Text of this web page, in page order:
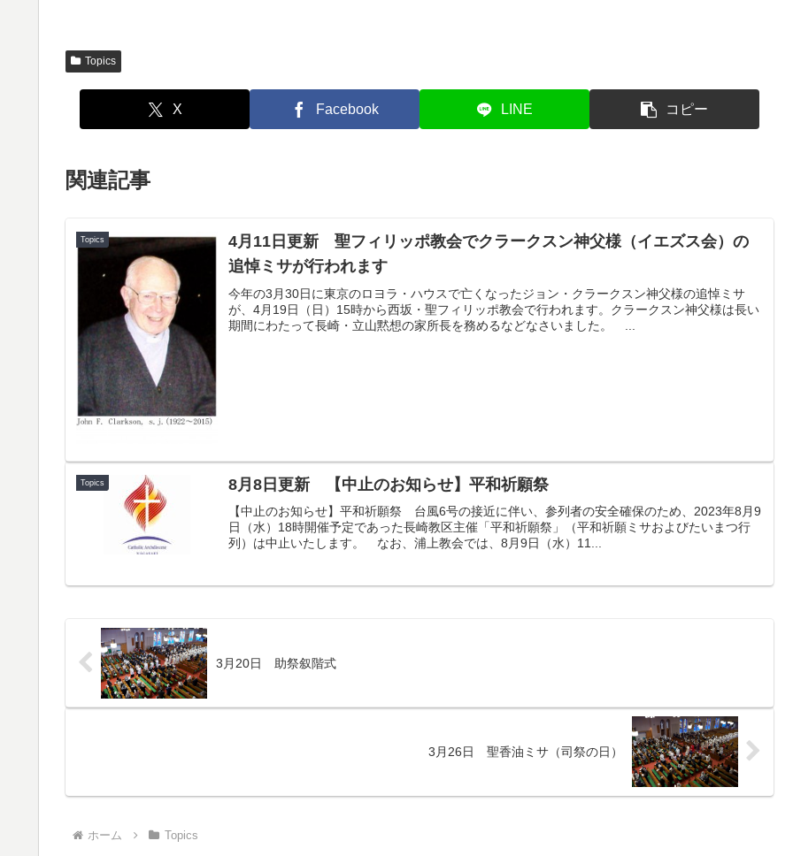
Topics
X Facebook LINE コピー
関連記事
Topics
4月11日更新 聖フィリッポ教会でクラークスン神父様（イエズス会）の
追悼ミサが行われます
今年の3月30日に東京のロヨラ・ハウスで亡くなったジョン・クラークスン神父様の追悼ミサ
が、4月19日（日）15時から西坂・聖フィリッポ教会で行われます。クラークスン神父様は長い
期間にわたって長崎・立山黙想の家所長を務めるなどなさいました。 ...
Topics 8月8日更新 【中止のお知らせ】平和祈願祭
【中止のお知らせ】平和祈願祭 台風6号の接近に伴い、参列者の安全確保のため、2023年8月9
日（水）18時開催予定であった長崎教区主催「平和祈願祭」（平和祈願ミサおよびたいまつ行
列）は中止いたします。 なお、浦上教会では、8月9日（水）11...
3月20日 助祭叙階式
3月26日 聖香油ミサ（司祭の日）
ホーム Topics